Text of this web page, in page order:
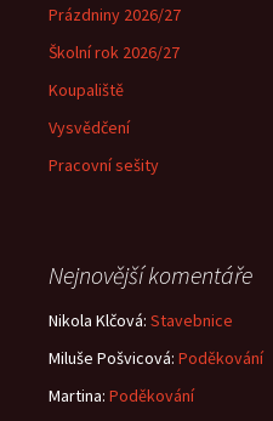
Prázdniny 2026/27
Školní rok 2026/27
Koupaliště
Vysvědčení
Pracovní sešity
Nejnovější komentáře
Nikola Klčová: Stavebnice
Miluše Pošvicová: Poděkování
Martina: Poděkování